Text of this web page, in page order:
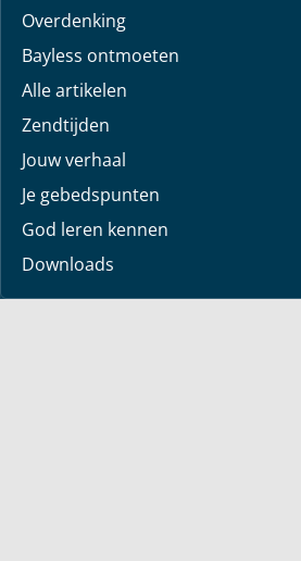
Overdenking
Bayless ontmoeten
Alle artikelen
Zendtijden
Jouw verhaal
Je gebedspunten
God leren kennen
Downloads